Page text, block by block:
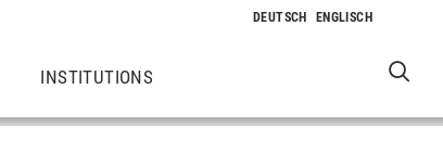
INSTITUTIONS